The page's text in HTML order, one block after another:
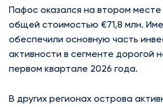
Пафос оказался на втором месте
общей стоимостью €71,8 млн.
обеспечили основную часть
активности в сегменте дорогой
первом квартале 2026 года.
В других регионах острова